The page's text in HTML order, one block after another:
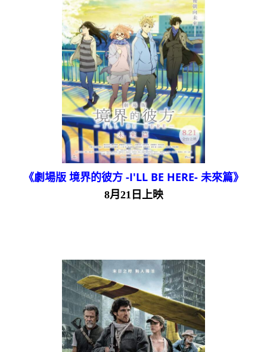
《劇場版 境界的彼方 -I'LL BE HERE- 未來篇》
8月21日上映